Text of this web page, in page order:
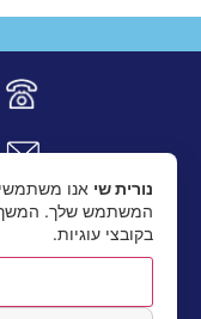
נורית שי
המשתמש שלך. המשך
בקובצי עוגיות.